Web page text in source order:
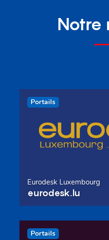
Notre
Portails
Eurodesk Luxembourg
eurodesk.lu
Portails